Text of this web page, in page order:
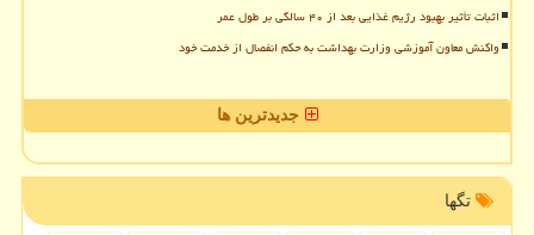
اثبات تأثیر بهبود رژیم غذایی بعد از ۴۰ سالگی بر طول عمر
واکنش معاون آموزشی وزارت بهداشت به حکم انفصال از خدمت خود
جدیدترین ها
تگها